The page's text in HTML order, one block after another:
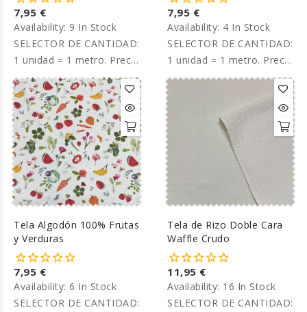
7,95 €
Availability: 9 In Stock
SELECTOR DE CANTIDAD:
1 unidad = 1 metro. Precio
por metro.
7,95 €
Availability: 4 In Stock
SELECTOR DE CANTIDAD:
1 unidad = 1 metro. Precio
por metro.
Tela Algodón 100% Frutas
y Verduras
7,95 €
Availability: 6 In Stock
SELECTOR DE CANTIDAD:
Tela de Rizo Doble Cara
Waffle Crudo
11,95 €
Availability: 16 In Stock
SELECTOR DE CANTIDAD: